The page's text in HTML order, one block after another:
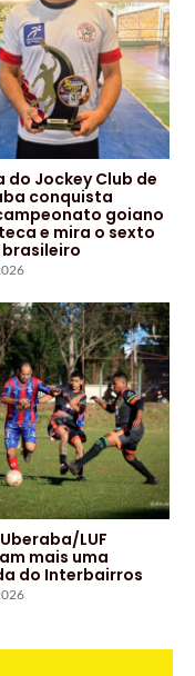
do Jockey Club de
conquista
goiano
e mira o sexto
LUF
mais uma
do Interbairros